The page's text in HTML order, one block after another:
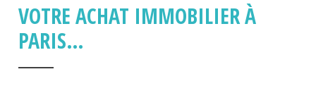
VOTRE ACHAT IMMOBILIER À
PARIS…